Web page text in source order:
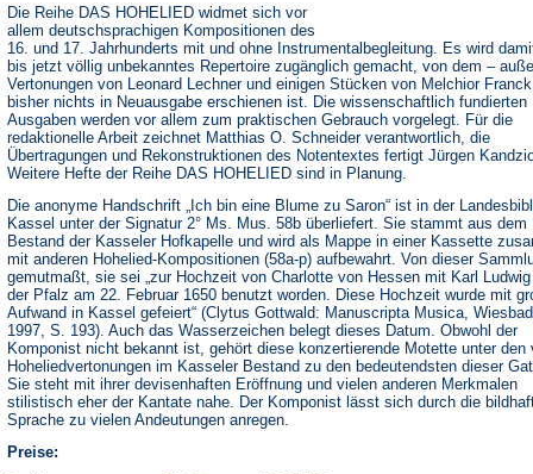
Die Reihe DAS HOHELIED widmet sich vor
allem deutschsprachigen Kompositionen des
16. und 17. Jahrhunderts mit und ohne Instrumentalbegleitung. Es wird
bis jetzt völlig unbekanntes Repertoire zugänglich gemacht, von dem –
Vertonungen von Leonard Lechner und einigen Stücken von Melchior
bisher nichts in Neuausgabe erschienen ist. Die wissenschaftlich fundierten
Ausgaben werden vor allem zum praktischen Gebrauch vorgelegt. Für die
redaktionelle Arbeit zeichnet Matthias O. Schneider verantwortlich, die
Übertragungen und Rekonstruktionen des Notentextes fertigt Jürgen
Weitere Hefte der Reihe DAS HOHELIED sind in Planung.
Die anonyme Handschrift „Ich bin eine Blume zu Saron“ ist in der
Kassel unter der Signatur 2° Ms. Mus. 58b überliefert. Sie stammt aus dem
Bestand der Kasseler Hofkapelle und wird als Mappe in einer Kassette
mit anderen Hohelied-Kompositionen (58a-p) aufbewahrt. Von dieser
gemutmaßt, sie sei „zur Hochzeit von Charlotte von Hessen mit Karl
der Pfalz am 22. Februar 1650 benutzt worden. Diese Hochzeit wurde mit
Aufwand in Kassel gefeiert“ (Clytus Gottwald: Manuscripta Musica,
1997, S. 193). Auch das Wasserzeichen belegt dieses Datum. Obwohl der
Komponist nicht bekannt ist, gehört diese konzertierende Motette unter den
Hoheliedvertonungen im Kasseler Bestand zu den bedeutendsten dieser
Sie steht mit ihrer devisenhaften Eröffnung und vielen anderen Merkmalen
stilistisch eher der Kantate nahe. Der Komponist lässt sich durch die
Sprache zu vielen Andeutungen anregen.
Preise: